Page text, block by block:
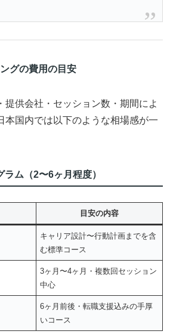
グの費用の目安
提供会社・セッション数・期間によ
本国内では以下のような相場感が一
ム（2〜6ヶ月程度）
目安の内容
キャリア設計〜行動計画までを含
む標準コース
3ヶ月〜4ヶ月・複数回セッション
中心
6ヶ月前後・転職支援込みの手厚
いコース